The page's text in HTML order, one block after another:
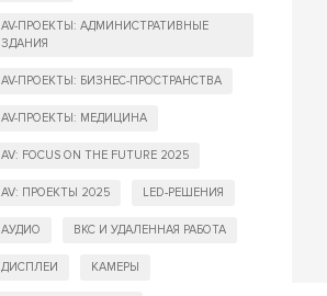
AV-ПРОЕКТЫ: АДМИНИСТРАТИВНЫЕ
ЗДАНИЯ
AV-ПРОЕКТЫ: БИЗНЕС-ПРОСТРАНСТВА
AV-ПРОЕКТЫ: МЕДИЦИНА
AV: FOCUS ON THE FUTURE 2025
AV: ПРОЕКТЫ 2025 LED-РЕШЕНИЯ
АУДИО ВКС И УДАЛЕННАЯ РАБОТА
ДИСПЛЕИ КАМЕРЫ